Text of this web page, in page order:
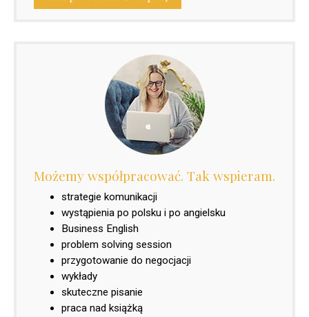
Możemy współpracować. Tak wspieram.
strategie komunikacji
wystąpienia po polsku i po angielsku
Business English
problem solving session
przygotowanie do negocjacji
wykłady
skuteczne pisanie
praca nad książką